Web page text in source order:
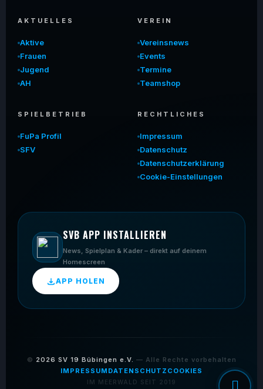
AKTUELLES
Aktive
Frauen
Jugend
AH
VEREIN
Vereinsnews
Events
Termine
Teamshop
SPIELBETRIEB
FuPa Profil
SFV
RECHTLICHES
Impressum
Datenschutz
Datenschutzerklärung
Cookie-Einstellungen
SVB APP INSTALLIEREN
News, Spielplan & Kader – direkt auf deinem
Homescreen
APP HOLEN
© 2026 SV 19 Bübingen e.V. — Alle Rechte vorbehalten
IMPRESSUM DATENSCHUTZ COOKIES
IM MEERWALD SEIT 2019